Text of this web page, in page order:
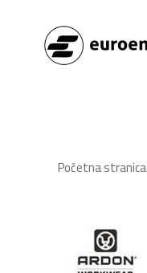
Početna stranica